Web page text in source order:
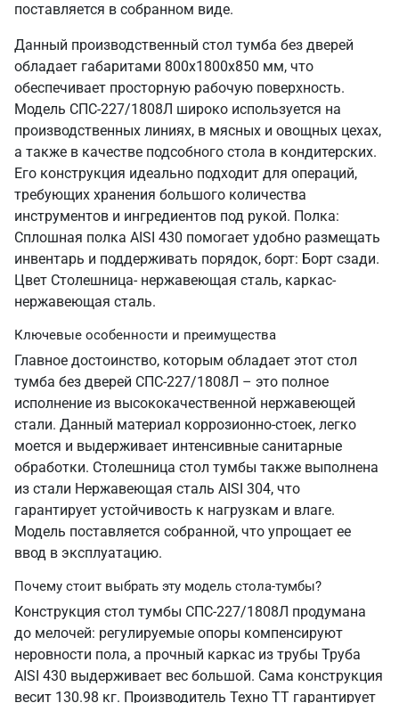
поставляется в собранном виде.
Данный производственный стол тумба без дверей
обладает габаритами 800х1800х850 мм, что
обеспечивает просторную рабочую поверхность.
Модель СПС-227/1808Л широко используется на
производственных линиях, в мясных и овощных цехах,
а также в качестве подсобного стола в кондитерских.
Его конструкция идеально подходит для операций,
требующих хранения большого количества
инструментов и ингредиентов под рукой. Полка:
Сплошная полка AISI 430 помогает удобно размещать
инвентарь и поддерживать порядок, борт: Борт сзади.
Цвет Столешница- нержавеющая сталь, каркас-
нержавеющая сталь.
Ключевые особенности и преимущества
Главное достоинство, которым обладает этот стол
тумба без дверей СПС-227/1808Л – это полное
исполнение из высококачественной нержавеющей
стали. Данный материал коррозионно-стоек, легко
моется и выдерживает интенсивные санитарные
обработки. Столешница стол тумбы также выполнена
из стали Нержавеющая сталь AISI 304, что
гарантирует устойчивость к нагрузкам и влаге.
Модель поставляется собранной, что упрощает ее
ввод в эксплуатацию.
Почему стоит выбрать эту модель стола-тумбы?
Конструкция стол тумбы СПС-227/1808Л продумана
до мелочей: регулируемые опоры компенсируют
неровности пола, а прочный каркас из трубы Труба
AISI 430 выдерживает вес большой. Сама конструкция
весит 130.98 кг. Производитель Техно ТТ гарантирует